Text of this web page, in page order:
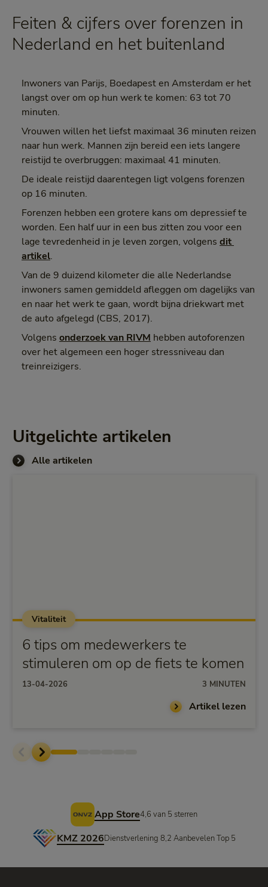
Feiten & cijfers over forenzen in
Nederland en het buitenland
Inwoners van Parijs, Boedapest en Amsterdam er het
langst over om op hun werk te komen: 63 tot 70
minuten.
Vrouwen willen het liefst maximaal 36 minuten reizen
naar hun werk. Mannen zijn bereid een iets langere
reistijd te overbruggen: maximaal 41 minuten.
De ideale reistijd daarentegen ligt volgens forenzen
op 16 minuten.
Forenzen hebben een grotere kans om depressief te
worden. Een half uur in een bus zitten zou voor een
lage tevredenheid in je leven zorgen, volgens dit
artikel.
Van de 9 duizend kilometer die alle Nederlandse
inwoners samen gemiddeld afleggen om dagelijks van
en naar het werk te gaan, wordt bijna driekwart met
de auto afgelegd (CBS, 2017).
Volgens onderzoek van RIVM hebben autoforenzen
over het algemeen een hoger stressniveau dan
treinreizigers.
Uitgelichte artikelen
Alle artikelen
Vitaliteit
6 tips om medewerkers te
stimuleren om op de fiets te komen
13-04-2026 3 MINUTEN
Artikel lezen
App Store4,6 van 5 sterren
KMZ 2026Dienstverlening 8,2 Aanbevelen Top 5